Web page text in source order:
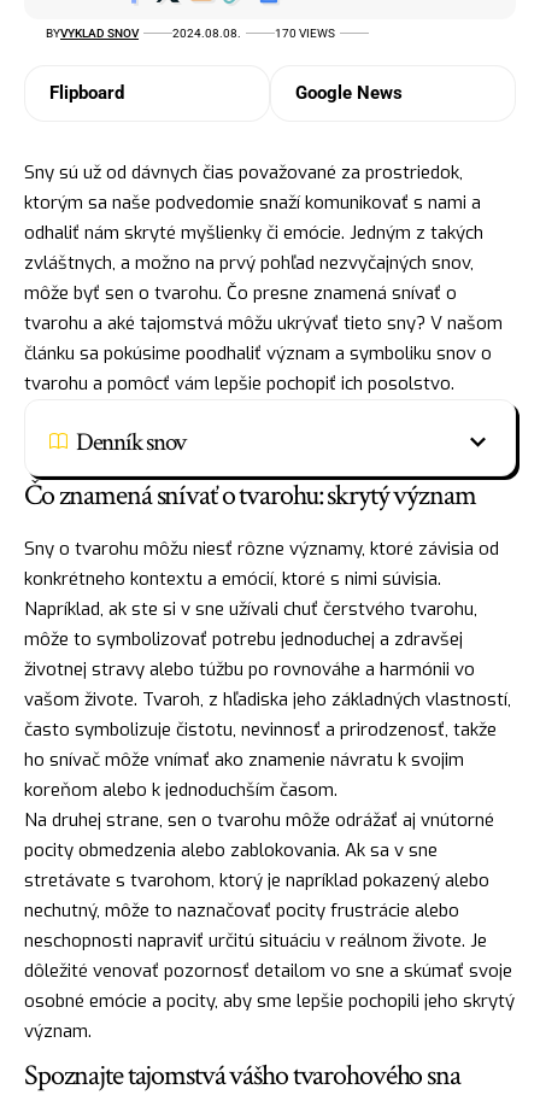
BYVYKLAD SNOV 2024.08.08. 170 VIEWS
Flipboard Google News
Sny sú už od dávnych čias považované za prostriedok,
ktorým sa naše podvedomie snaží komunikovať s nami a
odhaliť nám skryté myšlienky či emócie. Jedným z takých
zvláštnych, a možno na prvý pohľad nezvyčajných snov,
môže byť sen o tvarohu. Čo presne znamená snívať o
tvarohu a aké tajomstvá môžu ukrývať tieto sny? V našom
článku sa pokúsime poodhaliť význam a symboliku snov o
tvarohu a pomôcť vám lepšie pochopiť ich posolstvo.
Denník snov
Čo znamená snívať o tvarohu: skrytý význam
Sny o tvarohu môžu niesť rôzne významy, ktoré závisia od
konkrétneho kontextu a emócií, ktoré s nimi súvisia.
Napríklad, ak ste si v sne užívali chuť čerstvého tvarohu,
môže to symbolizovať potrebu jednoduchej a zdravšej
životnej stravy alebo túžbu po rovnováhe a harmónii vo
vašom živote. Tvaroh, z hľadiska jeho základných vlastností,
často symbolizuje čistotu, nevinnosť a prirodzenosť, takže
ho snívač môže vnímať ako znamenie návratu k svojim
koreňom alebo k jednoduchším časom.
Na druhej strane, sen o tvarohu môže odrážať aj vnútorné
pocity obmedzenia alebo zablokovania. Ak sa v sne
stretávate s tvarohom, ktorý je napríklad pokazený alebo
nechutný, môže to naznačovať pocity frustrácie alebo
neschopnosti napraviť určitú situáciu v reálnom živote. Je
dôležité venovať pozornosť detailom vo sne a skúmať svoje
osobné emócie a pocity, aby sme lepšie pochopili jeho skrytý
význam.
Spoznajte tajomstvá vášho tvarohového sna